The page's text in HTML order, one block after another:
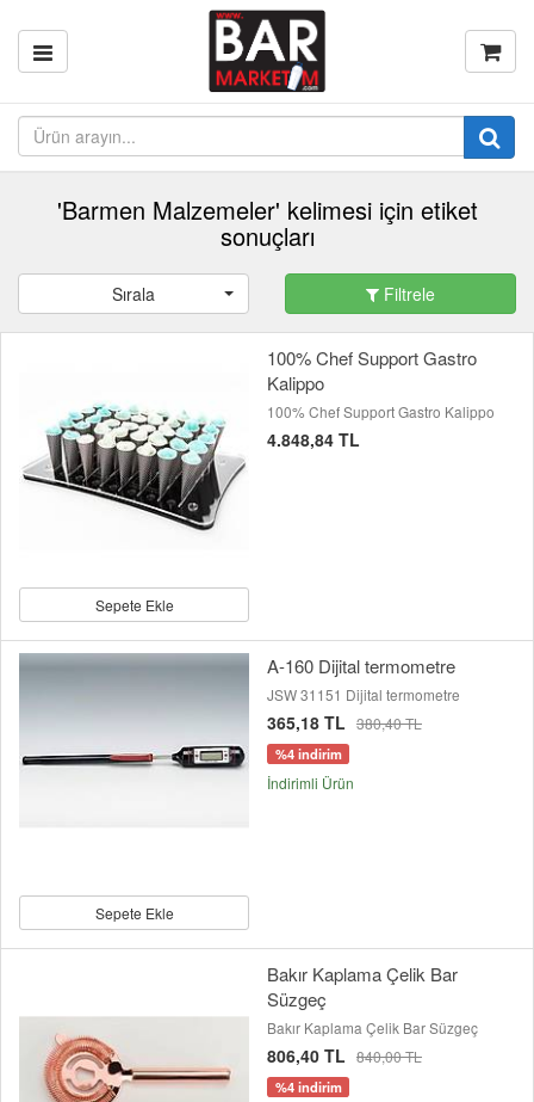
'Barmen Malzemeler' kelimesi için etiket
sonuçları
Sırala Filtrele
Sepete Ekle
100% Chef Support Gastro
Kalippo
100% Chef Support Gastro Kalippo
4.848,84 TL
Sepete Ekle
A-160 Dijital termometre
JSW 31151 Dijital termometre
365,18 TL 380,40 TL
%4 indirim
İndirimli Ürün
Bakır Kaplama Çelik Bar
Süzgeç
Bakır Kaplama Çelik Bar Süzgeç
806,40 TL 840,00 TL
%4 indirim